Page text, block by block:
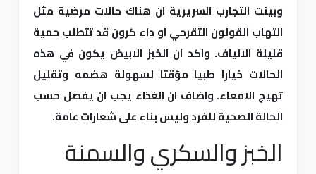
وبينت التجارب السريرية ان هناك حالات مرضية مثل
التهاب القولون التقرحي او داء كرون قد تتطلب حمية
قليلة الالياف. واكد ان الخبز الابيض يكون في هذه
الحالات خيارا طبيا مؤقتا لسهولة هضمه وتقليل
تهيج الامعاء. واضاف ان الغذاء يجب ان يفصل حسب
الحالة الصحية للفرد وليس بناء على شعارات عامة.
الخبز والسكري والسمنة